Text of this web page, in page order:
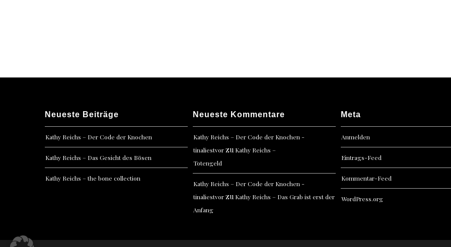
Neueste Beiträge
Kathy Reichs – Der Code der Knochen
Kathy Reichs – Das Gesicht des Bösen
Kathy Reichs – the bone collection
Neueste Kommentare
Kathy Reichs – Der Code der Knochen -
tinaliestvorzu Kathy Reichs –
Totengeld
Kathy Reichs – Der Code der Knochen -
tinaliestvorzu Kathy Reichs – Das Grab ist erst der
Anfang
Meta
Anmelden
Eintrags-Feed
Kommentar-Feed
WordPress.org